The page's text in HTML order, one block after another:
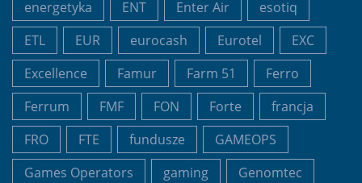
energetyka
ENT Enter Air
esotiq
ETL
EUR eurocash Eurotel
EXC
Excellence
Famur Farm 51
Ferro
Ferrum
FMF FON Forte
francja
FRO
FTE fundusze
GAMEOPS
Games Operators
gaming
Genomtec